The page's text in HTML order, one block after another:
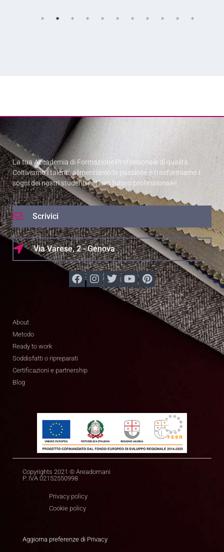
La tua Accademia di Formazione Professionale di qualità.
Coltiviamo i talenti, alimentiamo la passione e trasformiamo i
sogni dei nostri studenti nel loro futuro professionale!
Scrivici
Via Varese, 2 - Genova
About
Metodo
Ready to work
Soddisfatti o ripreparati
Certificazioni e partnership
Blog
Copyrights 2021 © Areadomani
P. IVA 02152550998
Privacy policy
Cookie policy
Aggiorna preferenze di Privacy